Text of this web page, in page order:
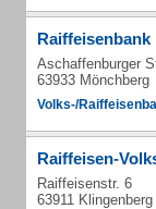
Raiffeisenbank
Aschaffenburger
63933 Mönchberg
Volks-/
Raiffeisen-
Raiffeisenstr. 6
63911